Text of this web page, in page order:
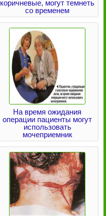
коричневые, могут темнеть
со временем
На время ожидания
операции пациенты могут
использовать
мочеприемник